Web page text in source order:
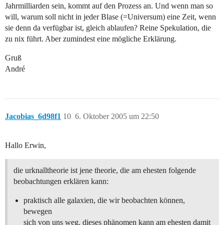
Jahrmilliarden sein, kommt auf den Prozess an. Und wenn man so
will, warum soll nicht in jeder Blase (=Universum) eine Zeit, wenn
sie denn da verfügbar ist, gleich ablaufen? Reine Spekulation, die
zu nix führt. Aber zumindest eine mögliche Erklärung.
Gruß
André
Jacobias_6d98f1 6. Oktober 2005 um 22:50
10
Hallo Erwin,
die urknalltheorie ist jene theorie, die am ehesten folgende
beobachtungen erklären kann:
praktisch alle galaxien, die wir beobachten können,
bewegen
sich von uns weg. dieses phänomen kann am ehesten damit